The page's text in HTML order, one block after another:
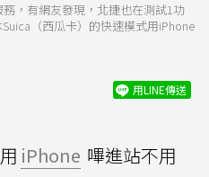
，有網友發現，北捷也在測試1功
（西瓜卡）的快速模式用iPhone
用LINE傳送
iPhone 嗶進站不用